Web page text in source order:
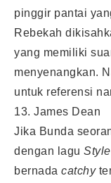
pinggir pantai
Rebekah
yang memiliki
menyenangkan.
untuk referensi
13. James Dean
Jika Bunda
dengan lagu Style
bernada catchy